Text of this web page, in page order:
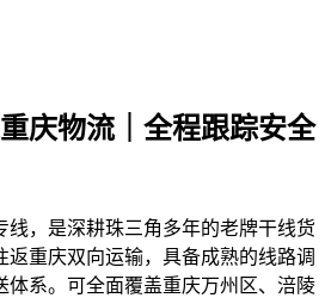
庆物流｜全程跟踪安全
线，是深耕珠三角多年的老牌干线货
返重庆双向运输，具备成熟的线路调
体系。可全面覆盖重庆万州区、涪陵